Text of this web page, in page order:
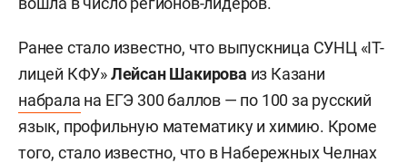
Ранее стало известно, что выпускница СУНЦ «IT-
лицей КФУ»Лейсан Шакирова из Казани
набрала на ЕГЭ 300 баллов — по 100 за русский
язык, профильную математику и химию. Кроме
того, стало известно, что в Набережных Челнах